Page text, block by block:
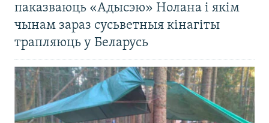
паказваюць «Адысэю» Нолана і якім
чынам зараз сусьветныя кінагіты
трапляюць у Беларусь